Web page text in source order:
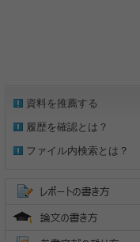
資料を推薦する
履歴を確認とは？
ファイル内検索とは？